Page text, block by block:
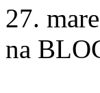
27.
na